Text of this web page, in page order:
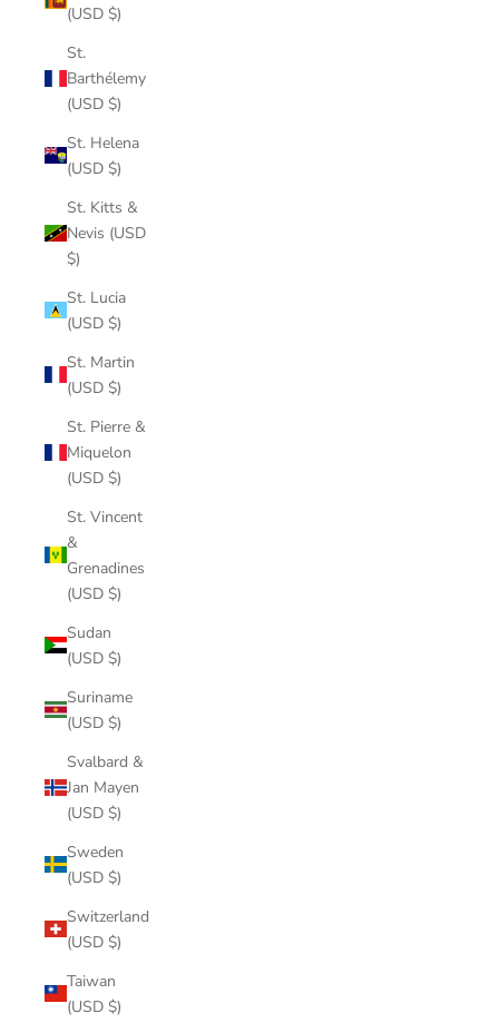
(USD $)
St.
Barthélemy
(USD $)
St. Helena
(USD $)
St. Kitts &
Nevis (USD
$)
St. Lucia
(USD $)
St. Martin
(USD $)
St. Pierre &
Miquelon
(USD $)
St. Vincent
&
Grenadines
(USD $)
Sudan
(USD $)
Suriname
(USD $)
Svalbard &
Jan Mayen
(USD $)
Sweden
(USD $)
Switzerland
(USD $)
Taiwan
(USD $)